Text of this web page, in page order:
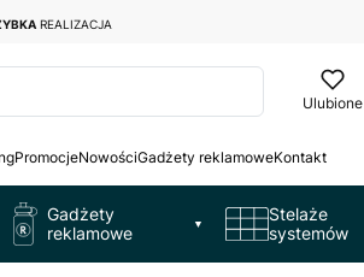
REALIZACJA
Ulubione
PromocjeNowościGadżety reklamoweKontakt
Gadżety
reklamowe
▼
Stelaże
systemów